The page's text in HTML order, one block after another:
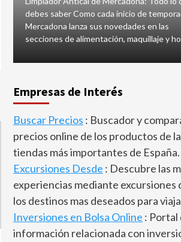
5
Ranking de las
cadenas
grandes del
debes saber Como cada inicio de
Mercadona lanza sus novedades en las
secciones de alimentación, maquillaje y
Empresas de Interés
Buscar Precios : Buscador y
precios online de los productos de
tiendas más importantes de España.
Excursiones Desde : Descubre las
experiencias mediante excursiones
los destinos mas deseados para
Inversiones en Bolsa Online : Portal
información relacionada con